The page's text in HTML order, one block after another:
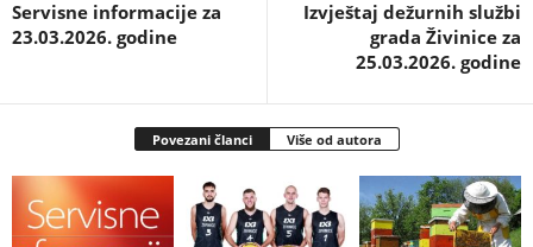
Servisne informacije za
23.03.2026. godine
Izvještaj dežurnih službi
grada Živinice za
25.03.2026. godine
Povezani članci Više od autora